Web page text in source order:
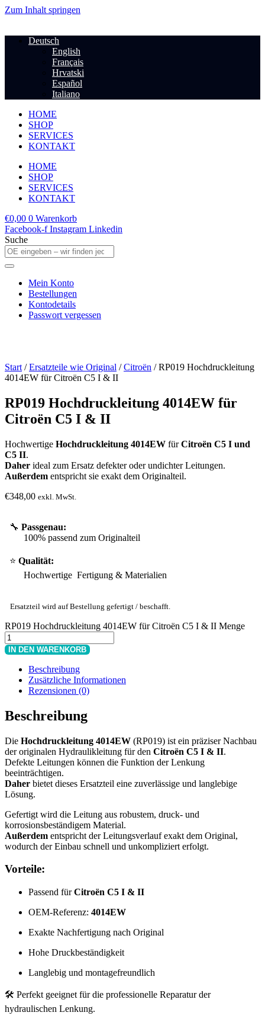
Zum Inhalt springen
Deutsch
English
Français
Hrvatski
Español
Italiano
HOME
SHOP
SERVICES
KONTAKT
HOME
SHOP
SERVICES
KONTAKT
€0,00 0 Warenkorb
Facebook-f Instagram Linkedin
Suche
Mein Konto
Bestellungen
Kontodetails
Passwort vergessen
Start /Ersatzteile wie Original /Citroën / RP019 Hochdruckleitung
4014EW für Citroën C5 I & II
RP019 Hochdruckleitung 4014EW für
Citroën C5 I & II
Hochwertige Hochdruckleitung 4014EW fürCitroën C5 I und
C5 II.
Daher ideal zum Ersatz defekter oder undichter Leitungen.
Außerdem entspricht sie exakt dem Originalteil.
€348,00 exkl. MwSt.
🔧 Passgenau:
100% passend zum Originalteil
⭐ Qualität:
Hochwertige Fertigung & Materialien
Ersatzteil wird auf Bestellung gefertigt / beschafft.
RP019 Hochdruckleitung 4014EW für Citroën C5 I & II Menge
IN DEN WARENKORB
Beschreibung
Zusätzliche Informationen
Rezensionen (0)
Beschreibung
Die Hochdruckleitung 4014EW (RP019) ist ein präziser Nachbau
der originalen Hydraulikleitung für den Citroën C5 I & II.
Defekte Leitungen können die Funktion der Lenkung
beeinträchtigen.
Daher bietet dieses Ersatzteil eine zuverlässige und langlebige
Lösung.
Gefertigt wird die Leitung aus robustem, druck- und
korrosionsbeständigem Material.
Außerdem entspricht der Leitungsverlauf exakt dem Original,
wodurch der Einbau schnell und unkompliziert erfolgt.
Vorteile:
Passend fürCitroën C5 I & II
OEM-Referenz: 4014EW
Exakte Nachfertigung nach Original
Hohe Druckbeständigkeit
Langlebig und montagefreundlich
🛠️ Perfekt geeignet für die professionelle Reparatur der
hydraulischen Lenkung.